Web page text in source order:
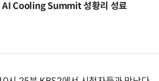
Cooling Summit 성황리 성료